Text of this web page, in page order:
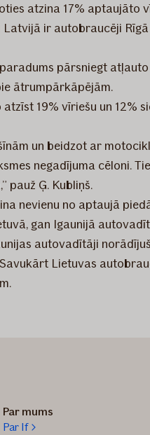
atzina 17% aptaujāto
ir autobraucēji
pārsniegt
ātrumpārkāpējām.
19% vīriešu un 12%
un beidzot ar
negadījuma cēloni.
pauž Ģ. Kubliņš.
nevienu no aptaujā
gan Igaunijā
autovadītāji
Lietuvas
Par mums
Par If